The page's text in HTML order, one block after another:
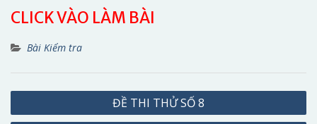
CLICK VÀO LÀM BÀI
Bài Kiểm tra
Điều
hướng
ĐỀ THI THỬ SỐ 8